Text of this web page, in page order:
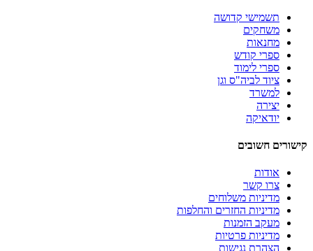
תשמישי קדושה
משחקים
מחנאות
ספרי קודש
ספרי לימוד
ציוד לביה"ס וגן
למשרד
יצירה
יודאיקה
קישורים חשובים
אודות
צרו קשר
מדיניות משלוחים
מדיניות החזרים והחלפות
מעקב הזמנות
מדיניות פרטיות
הצהרת נגישות